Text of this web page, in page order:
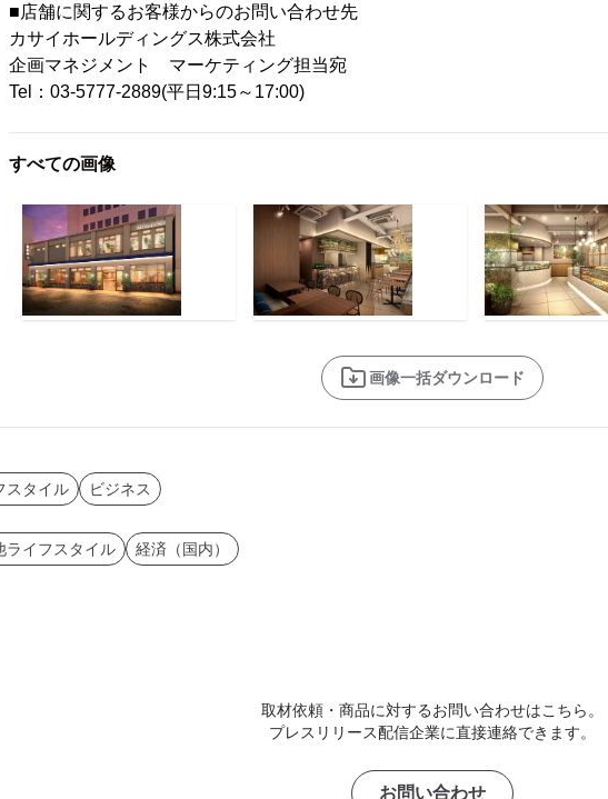
■店舗に関するお客様からのお問い合わせ先
カサイホールディングス株式会社
企画マネジメント マーケティング担当宛
Tel：03-5777-2889(平日9:15～17:00)
すべての画像
画像一括ダウンロード
スタイル ビジネス
ライフスタイル 経済（国内）
取材依頼・商品に対するお問い合わせはこちら。
プレスリリース配信企業に直接連絡できます。
お問い合わせ